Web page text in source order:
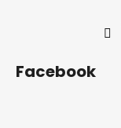
Facebook